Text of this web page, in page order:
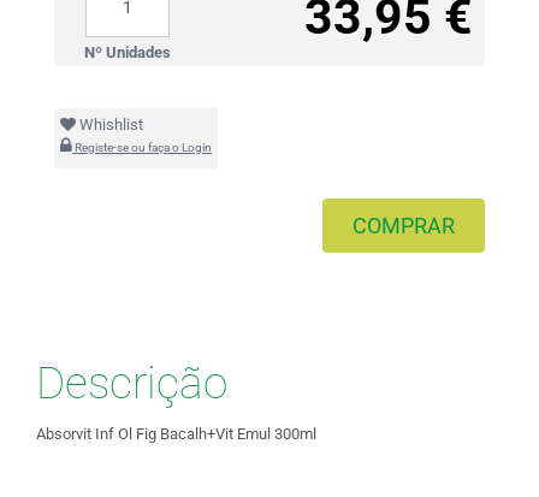
33,95 €
Nº Unidades
Whishlist
Registe-se ou faça o Login
COMPRAR
Descrição
Absorvit Inf Ol Fig Bacalh+Vit Emul 300ml